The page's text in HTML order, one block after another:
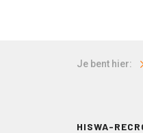
Je bent hier:
HISWA-